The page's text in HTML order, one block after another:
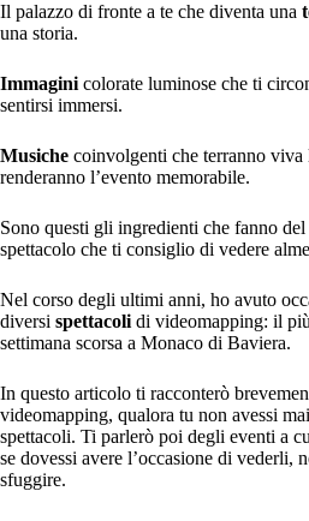
Il palazzo di fronte a te che diventa una
una storia.
Immagini colorate luminose che ti
sentirsi immersi.
Musiche coinvolgenti che terranno viva
renderanno l’evento memorabile.
Sono questi gli ingredienti che fanno del
spettacolo che ti consiglio di vedere
Nel corso degli ultimi anni, ho avuto
diversi spettacoli di videomapping: il
settimana scorsa a Monaco di Baviera.
In questo articolo ti racconterò
videomapping, qualora tu non avessi
spettacoli. Ti parlerò poi degli eventi a
se dovessi avere l’occasione di vederli,
sfuggire.